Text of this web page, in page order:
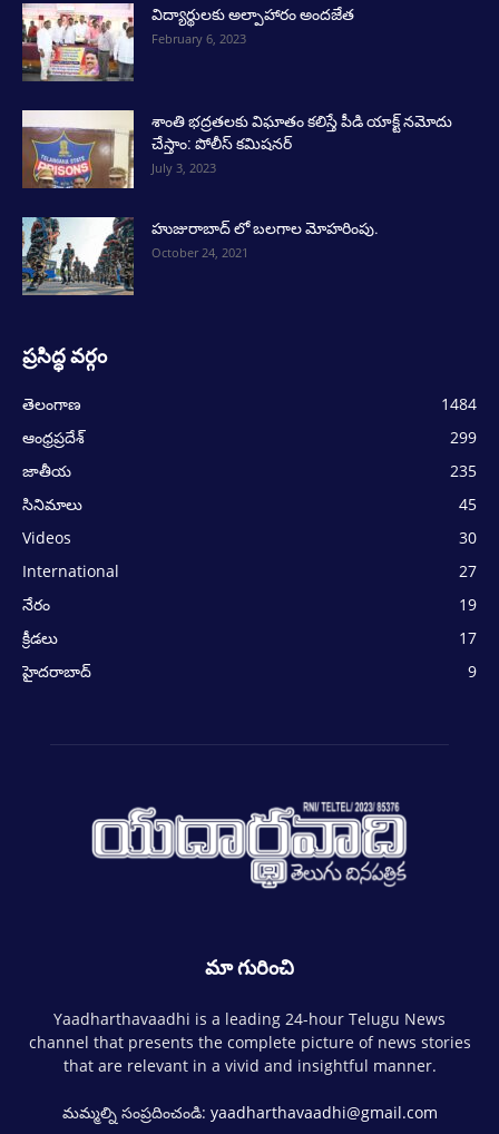
విద్యార్థులకు అల్పాహారం అందజేత
February 6, 2023
శాంతి భద్రతలకు విఘాతం కలిస్తే పీడి యాక్ట్ నమోదు
చేస్తాం: పోలీస్ కమిషనర్
July 3, 2023
హుజురాబాద్ లో బలగాల మోహరింపు.
October 24, 2021
ప్రసిద్ధ వర్గం
తెలంగాణ
1484
ఆంధ్రప్రదేశ్
299
జాతీయ
235
సినిమాలు
45
Videos
30
International
27
నేరం
19
క్రీడలు
17
హైదరాబాద్
9
మా గురించి
Yaadharthavaadhi is a leading 24-hour Telugu News
channel that presents the complete picture of news stories
that are relevant in a vivid and insightful manner.
మమ్మల్ని సంప్రదించండి: yaadharthavaadhi@gmail.com